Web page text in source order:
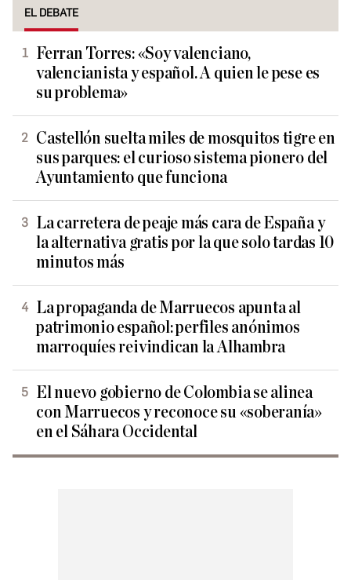
EL DEBATE
Ferran Torres: «Soy valenciano,
valencianista y español. A quien le pese es
su problema»
Castellón suelta miles de mosquitos tigre en
sus parques: el curioso sistema pionero del
Ayuntamiento que funciona
La carretera de peaje más cara de España y
la alternativa gratis por la que solo tardas 10
minutos más
La propaganda de Marruecos apunta al
patrimonio español: perfiles anónimos
marroquíes reivindican la Alhambra
El nuevo gobierno de Colombia se alinea
con Marruecos y reconoce su «soberanía»
en el Sáhara Occidental